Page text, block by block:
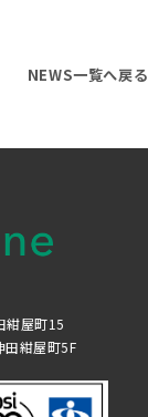
NEWS一覧へ戻る
紺屋町15
田紺屋町5F